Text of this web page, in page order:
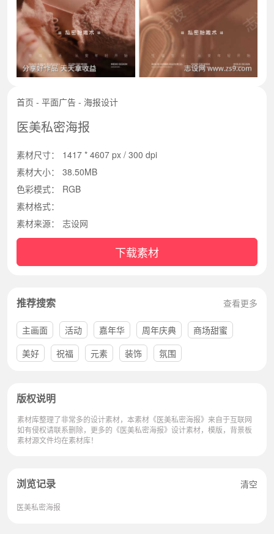
首页 - 平面广告 - 海报设计
医美私密海报
素材尺寸：
1417 * 4607 px / 300 dpi
素材大小：
38.50MB
色彩模式：
RGB
素材格式：
素材来源：
志设网
下载素材
推荐搜索 查看更多
主画面 活动 嘉年华 周年庆典
商场甜蜜
美好
祝福 元素 装饰 氛围
版权说明
素材库整理了非常多的设计素材，本素材《医美私密海报》来自于互联网
如有侵权请联系删除，更多的《医美私密海报》设计素材，模版，背景板
素材源文件均在素材库！
浏览记录 清空
医美私密海报